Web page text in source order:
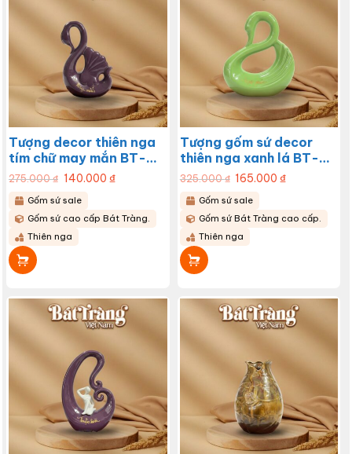
Tượng decor thiên nga
tím chữ may mắn BT-
TGS05
275.000₫ Giá
gốc
là:
275.000 ₫.
140.000 ₫Giá
hiện
140.000 ₫.
Gốm sứ sale
Gốm sứ cao cấp Bát Tràng.
Thiên nga
Tượng gốm sứ decor
thiên nga xanh lá BT-
TGS03
325.000₫ Giá
gốc
là:
325.000 ₫.
165.000₫Giá
hiện
165.000 ₫.
Gốm sứ sale
Gốm sứ Bát Tràng cao cấp.
Thiên nga